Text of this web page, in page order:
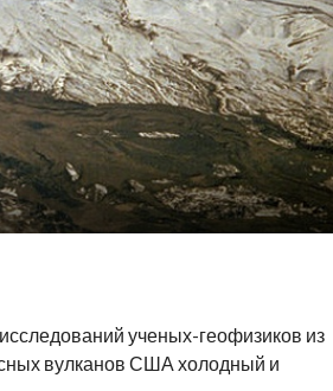
ученых-геофизиков из
вулканов США холодный и